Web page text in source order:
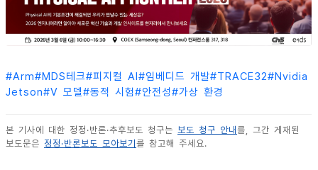
#Arm#MDS테크#피지컬 AI#임베디드 개발#TRACE32#Nvidia
Jetson#V 모델#동적 시험#안전성#가상 환경
본 기사에 대한 정정·반론·추후보도 청구는 보도 청구 안내를, 그간 게재된
보도문은 정정·반론보도 모아보기를 참고해 주세요.